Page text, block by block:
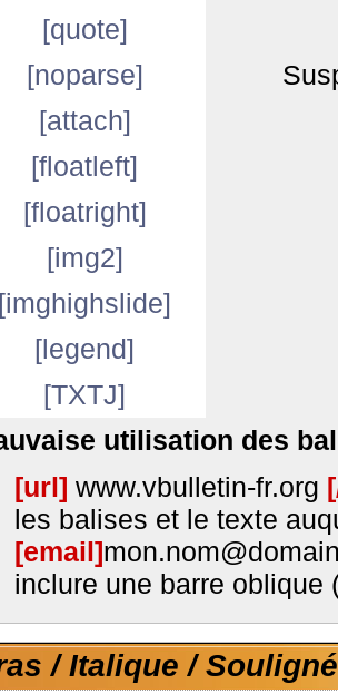
[quote]
[noparse]
[attach]
[floatleft]
[floatright]
[img2]
[imghighslide]
[legend]
[TXTJ]
utilisation des
[url] www.vbulletin-fr.org
les balises et le texte
[email]
inclure une barre oblique
/ Italique / Souligné